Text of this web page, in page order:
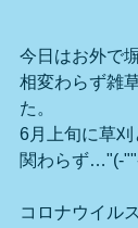
今日はお外で
相変わらず雑
た。
6月上旬に草
関わらず…"(-
コロナウイル